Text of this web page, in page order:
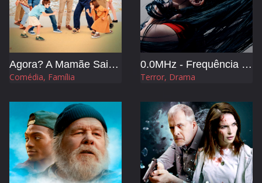
Agora? A Mamãe Saiu de Férias 3 e Levou os Sogros
Comédia, Família
0.0MHz - Frequência da Morte
Terror, Drama